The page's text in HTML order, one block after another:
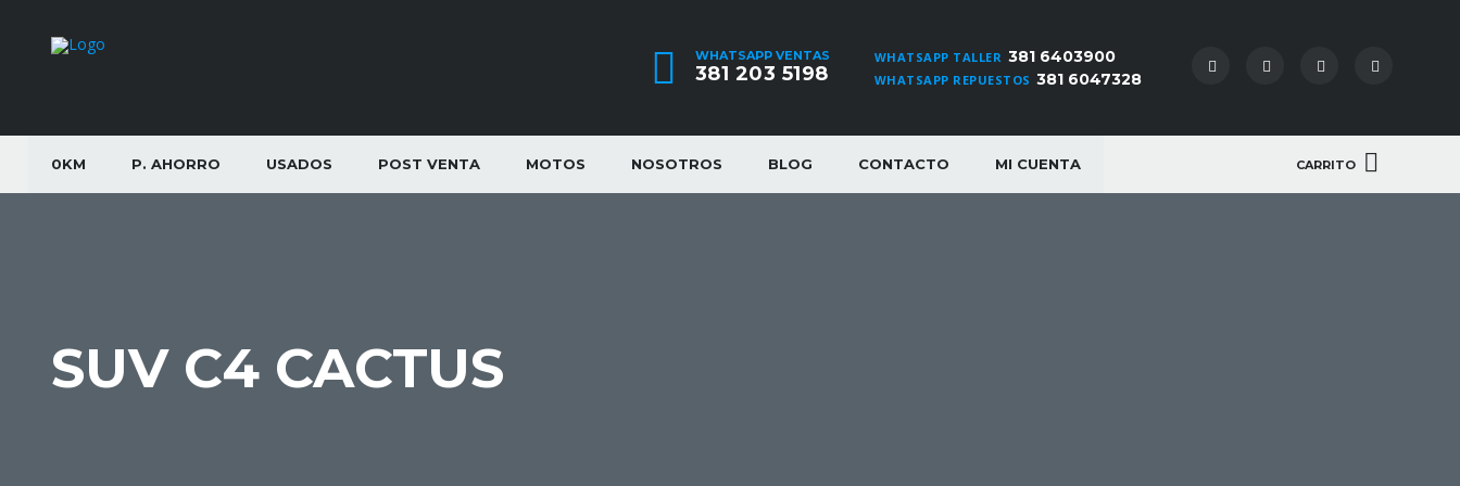
WHATSAPP TALLER 381 6403900
WHATSAPP REPUESTOS 381 6047328
WHATSAPP VENTAS
381 203 5198
CARRITO
0KM P. AHORRO USADOS POST VENTA MOTOS NOSOTROS BLOG CONTACTO MI CUENTA
SUV C4 CACTUS